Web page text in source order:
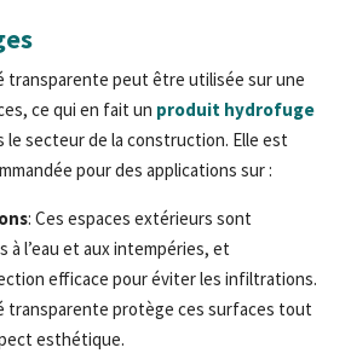
transparente peut être utilisée sur une
ce qui en fait un produit hydrofuge
le secteur de la construction. Elle est
pour des applications sur :
: Ces espaces extérieurs sont
à l’eau et aux intempéries, et
efficace pour éviter les infiltrations.
transparente protège ces surfaces tout
esthétique.